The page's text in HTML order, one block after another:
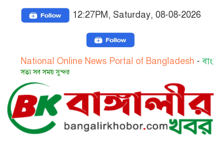
12:27PM, Saturday, 08-08-2026
Online News Portal of Bangladesh-বাংলাদেশের
সময় সুন্দর